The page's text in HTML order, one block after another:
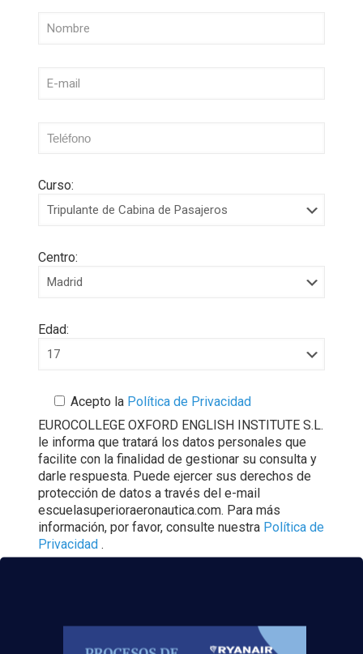
Curso:
Centro:
Edad:
Acepto laPolítica de Privacidad
EUROCOLLEGE OXFORD ENGLISH INSTITUTE S.L.
le informa que tratará los datos personales que
facilite con la finalidad de gestionar su consulta y
darle respuesta. Puede ejercer sus derechos de
protección de datos a través del e-mail
escuelasuperioraeronautica.com. Para más
información, por favor, consulte nuestra Política de
Privacidad .